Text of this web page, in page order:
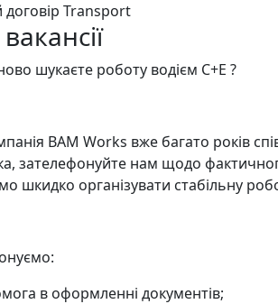
Transport
шукаєте роботу водієм C+E ?
BAM Works вже багато років
зателефонуйте нам щодо
шкидко організувати стабільну
в оформленні документів;